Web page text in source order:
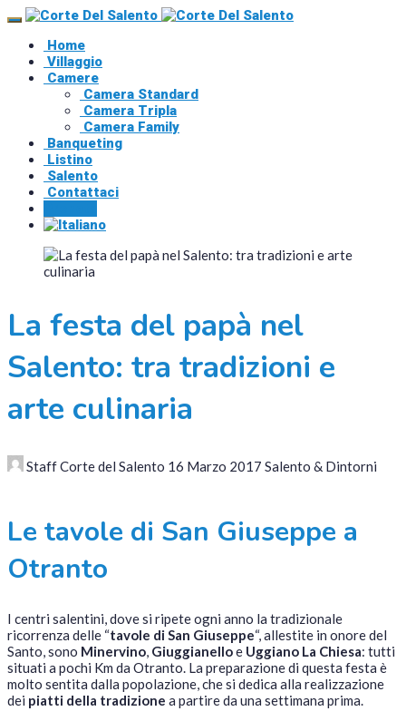
Home
Villaggio
Camere
Camera Standard
Camera Tripla
Camera Family
Banqueting
Listino
Salento
Contattaci
La festa del papà nel
Salento: tra tradizioni e
arte culinaria
Staff Corte del Salento 16 Marzo 2017 Salento & Dintorni
Le tavole di San Giuseppe a
Otranto
I centri salentini, dove si ripete ogni anno la tradizionale
ricorrenza delle “tavole di San Giuseppe“, allestite in onore del
Santo, sono Minervino, Giuggianelloe Uggiano La Chiesa: tutti
situati a pochi Km da Otranto. La preparazione di questa festa è
molto sentita dalla popolazione, che si dedica alla realizzazione
dei piatti della tradizione a partire da una settimana prima.